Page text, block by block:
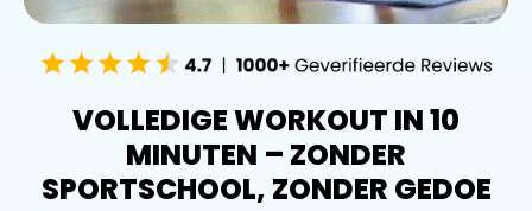
VOLLEDIGE WORKOUT IN 10
MINUTEN – ZONDER
SPORTSCHOOL, ZONDER GEDOE